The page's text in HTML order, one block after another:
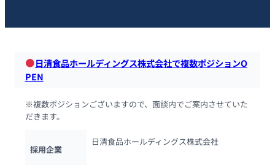
日清食品ホールディングス株式会社で複数ポジションO
PEN
※複数ポジションございますので、面談内でご案内させていた
だきます。
採用企業
日清食品ホールディングス株式会社